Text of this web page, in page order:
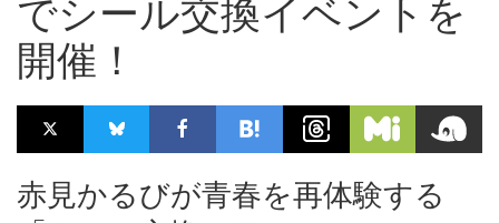
でシール交換イベントを
開催！
赤見かるびが青春を再体験する